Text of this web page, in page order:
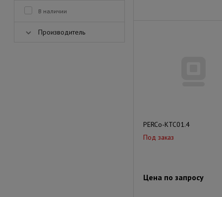
В наличии
Производитель
PERCo-KTC01.4
Под заказ
Цена по запросу